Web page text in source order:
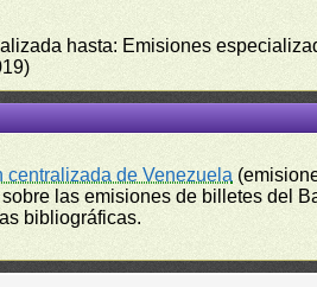
hasta: Emisiones
centralizada de Venezuela
las emisiones de billetes del
bibliográficas.